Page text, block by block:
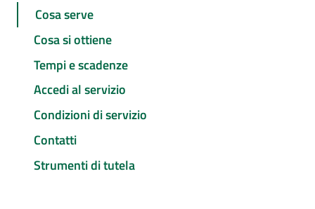
Cosa serve
Cosa si ottiene
Tempi e scadenze
Accedi al servizio
Condizioni di servizio
Contatti
Strumenti di tutela